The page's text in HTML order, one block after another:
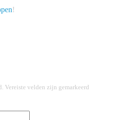
!
Vereiste velden zijn gemarkeerd